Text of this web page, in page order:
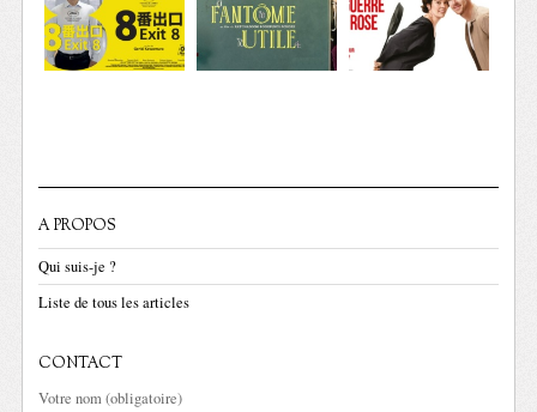
A PROPOS
Qui suis-je ?
Liste de tous les articles
CONTACT
Votre nom (obligatoire)